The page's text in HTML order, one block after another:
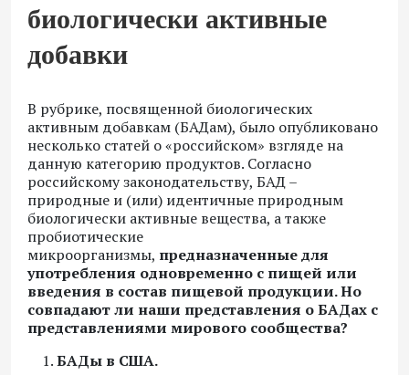
биологически активные
добавки
В рубрике, посвященной биологических
активным добавкам (БАДам), было опубликовано
несколько статей о «российском» взгляде на
данную категорию продуктов. Согласно
российскому законодательству, БАД –
природные и (или) идентичные природным
биологически активные вещества, а также
пробиотические
микроорганизмы, предназначенные для
употребления одновременно с пищей или
введения в состав пищевой продукции.Но
совпадают ли наши представления о БАДах с
представлениями мирового сообщества?
БАДы в США.